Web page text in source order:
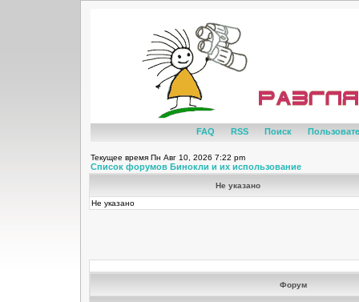
FAQ RSS Поиск
Текущее время Пн Авг 10, 2026 7:22 pm
Список форумов Бинокли и их использование
Не указано
Не указано
Форум